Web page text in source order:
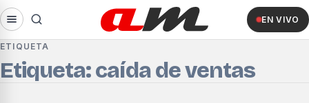
EN VIVO
ETIQUETA
Etiqueta: caída de ventas